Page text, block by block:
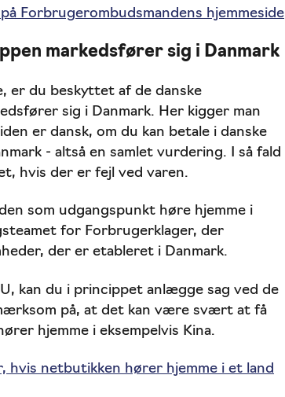
Forbrugerombudsmandens hjemmeside
markedsfører sig i Danmark
er du beskyttet af de danske
sig i Danmark. Her kigger man
er dansk, om du kan betale i danske
- altså en samlet vurdering. I så fald
hvis der er fejl ved varen.
som udgangspunkt høre hjemme i
for Forbrugerklager, der
der er etableret i Danmark.
kan du i princippet anlægge sag ved de
på, at det kan være svært at få
hjemme i eksempelvis Kina.
hvis netbutikken hører hjemme i et land